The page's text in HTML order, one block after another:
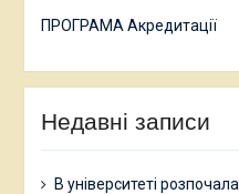
ПРОГРАМА Акредитації
Недавні записи
В університеті